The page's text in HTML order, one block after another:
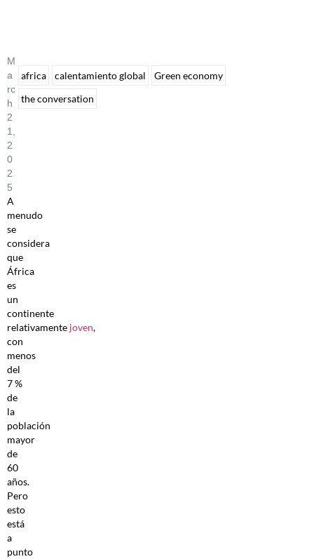
M
A
Rc
H
2
1,
2
0
2
5
A
menudo
se
considera
que
África
es
un
continente
relativamente joven,
con
menos
del
7 %
de
la
población
mayor
de
60
años.
Pero
esto
está
a
punto
africa calentamiento global
Green economy
the conversation